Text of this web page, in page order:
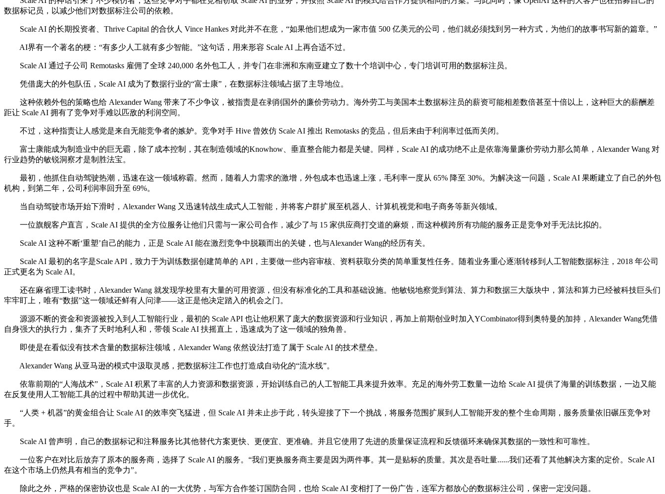
数据标记员，以减少他们对数据标注公司的依赖。
Scale AI 的长期投资者、Thrive Capital 的合伙人 Vince Hankes 对此并不在意，“如果他们想成为一家市值 500 亿美元的公司，他们就必须找到另一种方式，为他们的故事书写新的篇章。”
AI界有一个著名的梗：“有多少人工就有多少智能。”这句话，用来形容 Scale AI 上再合适不过。
Scale AI 通过子公司 Remotasks 雇佣了全球 240,000 名外包工人，并专门在非洲和东南亚建立了数十个培训中心，专门培训可用的数据标注员。
凭借庞大的外包队伍，Scale AI 成为了数据行业的“富士康”，在数据标注领域占据了主导地位。
这种依赖外包的策略也给 Alexander Wang 带来了不少争议，被指责是在剥削国外的廉价劳动力。海外劳工与美国本土数据标注员的薪资可能相差数倍甚至十倍以上，这种巨大的薪酬差
距让 Scale AI 拥有了竞争对手难以匹敌的利润空间。
不过，这种指责让人感觉是来自无能竞争者的嫉妒。竞争对手 Hive 曾效仿 Scale AI 推出 Remotasks 的竞品，但后来由于利润率过低而关闭。
富士康能成为制造业中的巨无霸，除了成本控制，其在制造领域的Knowhow、垂直整合能力都是关键。同样，Scale AI 的成功绝不止是依靠海量廉价劳动力那么简单，Alexander Wang 对
行业趋势的敏锐洞察才是制胜法宝。
最初，他抓住自动驾驶热潮，迅速在这一领域称霸。然而，随着人力需求的激增，外包成本也迅速上涨，毛利率一度从 65% 降至 30%。为解决这一问题，Scale AI 果断建立了自己的外包
机构，到第二年，公司利润率回升至 69%。
当自动驾驶市场开始下滑时，Alexander Wang 又迅速转战生成式人工智能，并将客户群扩展至机器人、计算机视觉和电子商务等新兴领域。
一位旗舰客户直言，Scale AI 提供的全方位服务让他们只需与一家公司合作，减少了与 15 家供应商打交道的麻烦，而这种横跨所有功能的服务正是竞争对手无法比拟的。
Scale AI 这种不断‘重塑’自己的能力，正是 Scale AI 能在激烈竞争中脱颖而出的关键，也与Alexander Wang的经历有关。
Scale AI 最初的名字是Scale API，致力于为训练数据创建简单的 API，主要做一些内容审核、资料获取分类的简单重复性任务。随着业务重心逐渐转移到人工智能数据标注，2018 年公司
正式更名为 Scale AI。
还在麻省理工读书时，Alexander Wang 就发现学校里有大量的可用资源，但没有标准化的工具和基础设施。他敏锐地察觉到算法、算力和数据三大版块中，算法和算力已经被科技巨头们
牢牢盯上，唯有“数据”这一领域还鲜有人问津——这正是他决定踏入的机会之门。
源源不断的资金和资源被投入到人工智能行业，最初的 Scale API 也让他积累了庞大的数据资源和行业知识，再加上前期创业时加入YCombinator得到奥特曼的加持，Alexander Wang凭借
自身强大的执行力，集齐了天时地利人和，带领 Scale AI 扶摇直上，迅速成为了这一领域的独角兽。
即使是在看似没有技术含量的数据标注领域，Alexander Wang 依然设法打造了属于 Scale AI 的技术壁垒。
Alexander Wang 从亚马逊的模式中汲取灵感，把数据标注工作也打造成自动化的“流水线”。
依靠前期的“人海战术”，Scale AI 积累了丰富的人力资源和数据资源，开始训练自己的人工智能工具来提升效率。充足的海外劳工数量一边给 Scale AI 提供了海量的训练数据，一边又能
在反复使用人工智能工具的过程中帮助其进一步优化。
“人类 + 机器”的黄金组合让 Scale AI 的效率突飞猛进，但 Scale AI 并未止步于此，转头迎接了下一个挑战，将服务范围扩展到人工智能开发的整个生命周期，服务质量依旧碾压竞争对
手。
Scale AI 曾声明，自己的数据标记和注释服务比其他替代方案更快、更便宜、更准确。并且它使用了先进的质量保证流程和反馈循环来确保其数据的一致性和可靠性。
一位客户在对比后放弃了原本的服务商，选择了 Scale AI 的服务。“我们更换服务商主要是因为两件事。其一是贴标的质量。其次是吞吐量......我们还看了其他解决方案的定价。Scale AI
在这个市场上仍然具有相当的竞争力”。
除此之外，严格的保密协议也是 Scale AI 的一大优势，与军方合作签订国防合同，也给 Scale AI 变相打了一份广告，连军方都放心的数据标注公司，保密一定没问题。